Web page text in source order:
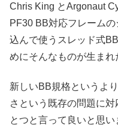
Chris King とArgonaut
PF30 BB対応フレーム
込んで使うスレッド式
めにそんなものが生まれ
新しいBB規格というよ
さという既存の問題に
とつと言って良いと思い